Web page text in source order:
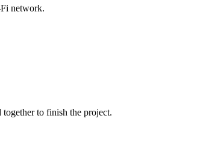
network.
to finish the project.